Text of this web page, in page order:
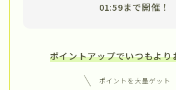
01:59まで開催！
ポイントアップでいつもより
ポイントを大量ゲット